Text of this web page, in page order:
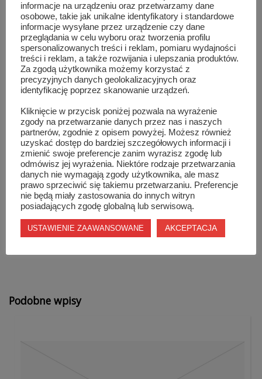
Potwierdzeniem udziału w Zjeździe Absolwentów – 7
dekad szydłowieckiego liceum jest dokonanie wpłaty w
sekretariacie szkoły lub na podane niżej konto:
Zespół Szkół Ogólnokształcących
ul. Zamkowa 1, 26-500 Szydłowiec
96 1240 5732 1111 0000 5057 8836
w tytule wpłaty proszę podać:
imię i nazwisko (nazwisko rodowe) oraz rok ukończenia
szkoły
Podobne wpisy
informacje na urządzeniu oraz przetwarzamy dane
osobowe, takie jak unikalne identyfikatory i standardowe
informacje wysyłane przez urządzenie czy dane
przeglądania w celu wyboru oraz tworzenia profilu
spersonalizowanych treści i reklam, pomiaru wydajności
treści i reklam, a także rozwijania i ulepszania produktów.
Za zgodą użytkownika możemy korzystać z
precyzyjnych danych geolokalizacyjnych oraz
identyfikację poprzez skanowanie urządzeń.
Kliknięcie w przycisk poniżej pozwala na wyrażenie
zgody na przetwarzanie danych przez nas i naszych
partnerów, zgodnie z opisem powyżej. Możesz również
uzyskać dostęp do bardziej szczegółowych informacji i
zmienić swoje preferencje zanim wyrazisz zgodę lub
odmówisz jej wyrażenia. Niektóre rodzaje przetwarzania
danych nie wymagają zgody użytkownika, ale masz
prawo sprzeciwić się takiemu przetwarzaniu. Preferencje
nie będą miały zastosowania do innych witryn
posiadających zgodę globalną lub serwisową.
USTAWIENIE ZAAWANSOWANE AKCEPTACJA